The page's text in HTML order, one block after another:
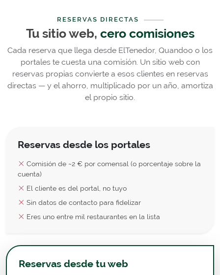
RESERVAS DIRECTAS
Tu sitio web, cero comisiones
Cada reserva que llega desde ElTenedor, Quandoo o los
portales te cuesta una comisión. Un sitio web con
reservas propias convierte a esos clientes en reservas
directas — y el ahorro, multiplicado por un año, amortiza
el propio sitio.
Reservas desde los portales
Comisión de ~2 € por comensal (o porcentaje sobre la
cuenta)
El cliente es del portal, no tuyo
Sin datos de contacto para fidelizar
Eres uno entre mil restaurantes en la lista
Reservas desde tu web